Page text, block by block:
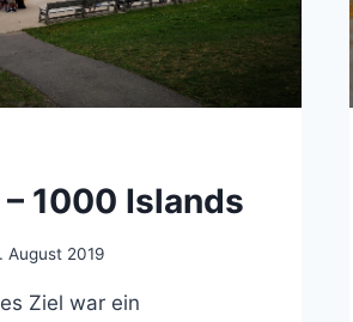
– 1000 Islands
August 2019
Ziel war ein